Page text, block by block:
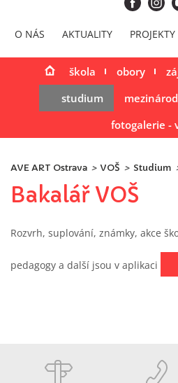
O NÁS AKTUALITY PROJEKTY
škola obory
studium
fotogalerie -
AVE ART Ostrava > VOŠ > Studium
Bakalář VOŠ
Rozvrh, suplování, známky, akce
pedagogy a další jsou v aplikaci